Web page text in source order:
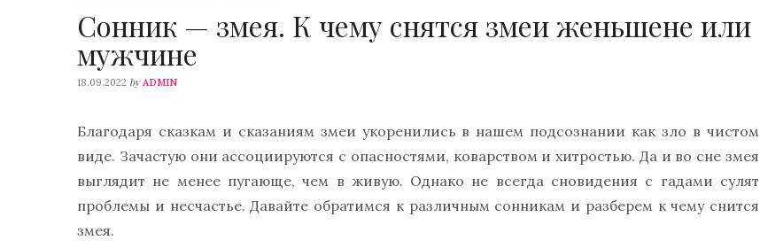
Сонник — змея. К чему снятся змеи женьшене или
мужчине
18.09.2022 by ADMIN
Благодаря сказкам и сказаниям змеи укоренились в нашем подсознании как зло в чистом
виде. Зачастую они ассоциируются с опасностями, коварством и хитростью. Да и во сне змея
выглядит не менее пугающе, чем в живую. Однако не всегда сновидения с гадами сулят
проблемы и несчастье. Давайте обратимся к различным сонникам и разберем к чему снится
змея.